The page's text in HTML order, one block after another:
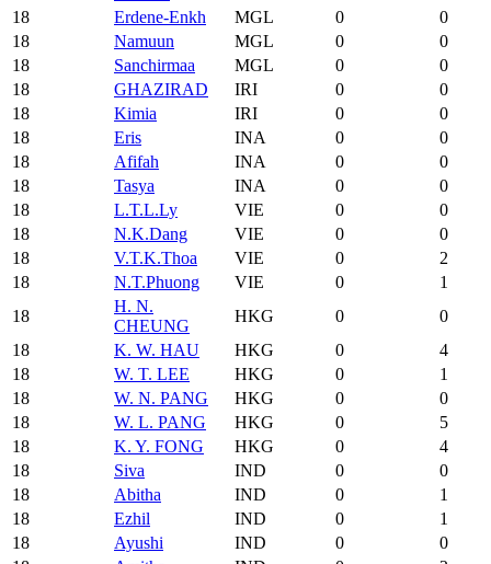
18
Erdene-Enkh MGL 0
0
18
Namuun MGL 0
0
18
Sanchirmaa MGL 0
0
18
GHAZIRAD IRI 0
0
18
Kimia IRI 0
0
18
Eris INA 0
0
18
Afifah INA 0
0
18
Tasya INA 0
0
18
L.T.L.Ly VIE 0
0
18
N.K.Dang VIE 0
0
18
V.T.K.Thoa VIE 0
2
18
N.T.Phuong VIE 0
1
18
H. N.
CHEUNG
HKG 0
0
18
K. W. HAU HKG 0
4
18
W. T. LEE HKG 0
1
18
W. N. PANG HKG 0
0
18
W. L. PANG HKG 0
5
18
K. Y. FONG HKG 0
4
18
Siva IND 0
0
18
Abitha IND 0
1
18
Ezhil IND 0
1
18
Ayushi IND 0
0